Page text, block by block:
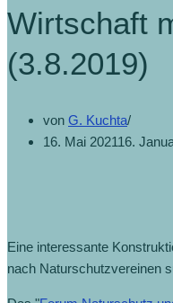
Wirtschaft
(3.8.2019)
von G. Kuchta
16. Mai 202116.
Eine interessante
nach Naturschutzvereinen